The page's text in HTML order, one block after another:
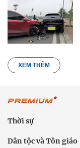
XEM THÊM
Thời sự
Dân tộc và Tôn giáo